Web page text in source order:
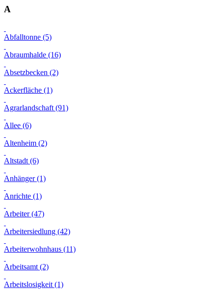
A
Abfalltonne (5)
Abraumhalde (16)
Absetzbecken (2)
Ackerfläche (1)
Agrarlandschaft (91)
Allee (6)
Altenheim (2)
Altstadt (6)
Anhänger (1)
Anrichte (1)
Arbeiter (47)
Arbeitersiedlung (42)
Arbeiterwohnhaus (11)
Arbeitsamt (2)
Arbeitslosigkeit (1)